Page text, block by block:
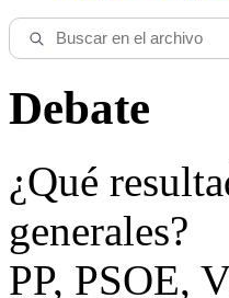
Debate
¿Qué
generales?
PP, PSOE,